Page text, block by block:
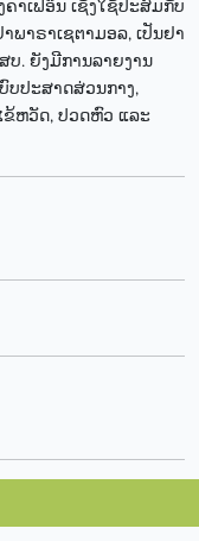
າເຟອິນ ເຊິ່ງໃຊ້ປະສົມກັບ
ພາຣາເຊຕາມອລ, ເປັນຢາ
. ຍັງມີການລາຍງານ
ບປະສາດສ່ວນກາງ,
ຫວັດ, ປວດຫົວ ແລະ